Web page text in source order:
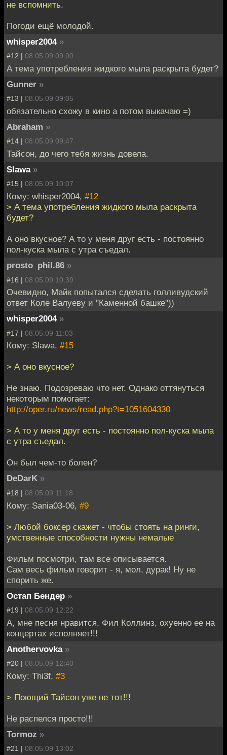
не вспомнить.
Погоди ещё молодой.
whisper2004 »
#12 | 08.05.09 09:00
А тема употребления жидкого мыла раскрыта будет?
Gunner »
#13 | 08.05.09 09:05
обязательно схожу в кино а потом выкачаю =)
Abraham »
#14 | 08.05.09 09:47
Тайсон, до чего тебя жизнь довела.
Slawa »
#15 | 08.05.09 10:07
Кому: whisper2004, #12
> А тема употребления жидкого мыла раскрыта
будет?
А оно вкусное? А то у меня друг есть - постоянно
пол-куска мыла с утра съедал.
prosto_phil.86 »
#16 | 08.05.09 10:39
Очевидно, Майк попытался сделать голливудский
ответ Коле Валуеву и "Каменной башке"))
whisper2004 »
#17 | 08.05.09 11:03
Кому: Slawa, #15
> А оно вкусное?
Не знаю. Подозреваю что нет. Однако оттянуться
некоторым помогает:
http://oper.ru/news/read.php?t=1051604330
> А то у меня друг есть - постоянно пол-куска мыла
с утра съедал.
Он был чем-то болен?
DeDarK »
#18 | 08.05.09 11:18
Кому: Sania03-06, #9
> Любой боксер скажет - чтобы стоять на ринги,
умственные способности нужны немалые
Фильм посмотри, там все описывается.
Сам весь фильм говорит - я, мол, дурак! Ну не
спорить же.
Остап Бендер »
#19 | 08.05.09 12:22
А, мне песня нравится, Фил Коллинз, охуенно ее на
концертах исполняет!!!
Anothervovka »
#20 | 08.05.09 12:40
Кому: Thi3f, #3
> Поющий Тайсон уже не тот!!!
Не распелся просто!!!
Tormoz »
#21 | 08.05.09 13:02